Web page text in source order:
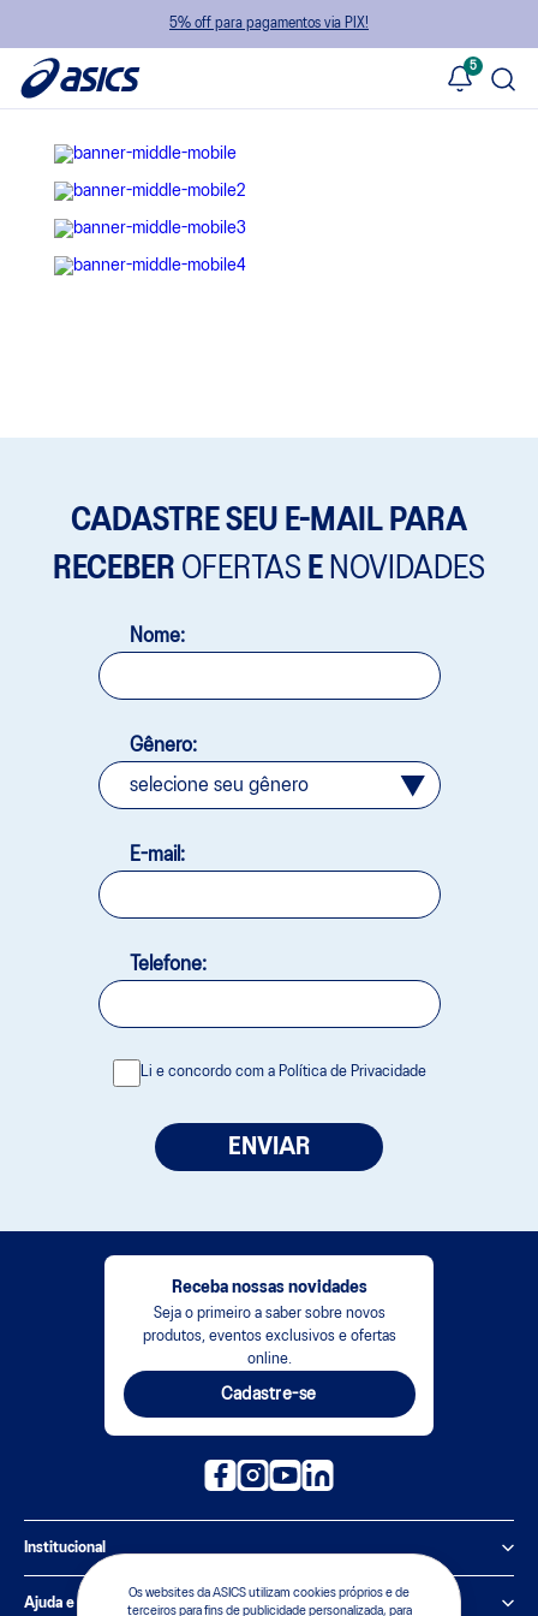
5% off para pagamentos via PIX!
5
Os websites da ASICS utilizam cookies próprios e de
terceiros para fins de publicidade personalizada, para
CADASTRE SEU E-MAIL PARA
RECEBER OFERTAS E NOVIDADES
Nome:
Gênero:
E-mail:
Telefone:
Li e concordo com a Política de Privacidade
ENVIAR
Receba nossas novidades
Seja o primeiro a saber sobre novos
produtos, eventos exclusivos e ofertas
online.
Cadastre-se
Institucional
Política de Privacidade
Ajuda e suporte